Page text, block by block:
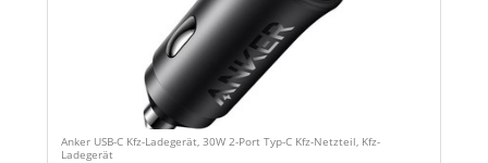
Anker USB-C Kfz-Ladegerät, 30W 2-Port Typ-C Kfz-Netzteil, Kfz-
Ladegerät